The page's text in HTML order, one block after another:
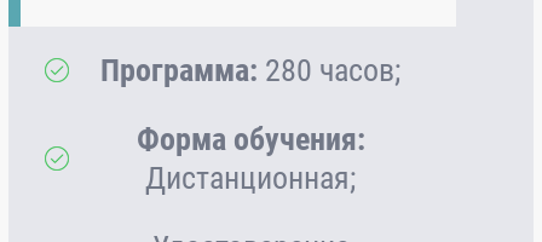
Программа: 280 часов;
Форма обучения:
Дистанционная;